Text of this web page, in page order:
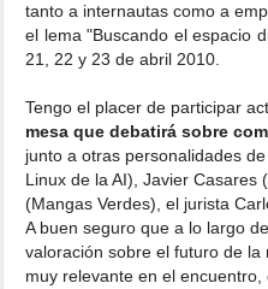
tanto a internautas como a
el lema "Buscando el espacio
21, 22 y 23 de abril 2010.
Tengo el placer de participar
mesa que debatirá sobre
junto a otras personalidades
Linux de la AI), Javier Casares
(Mangas Verdes), el jurista
A buen seguro que a lo largo
valoración sobre el futuro de
muy relevante en el